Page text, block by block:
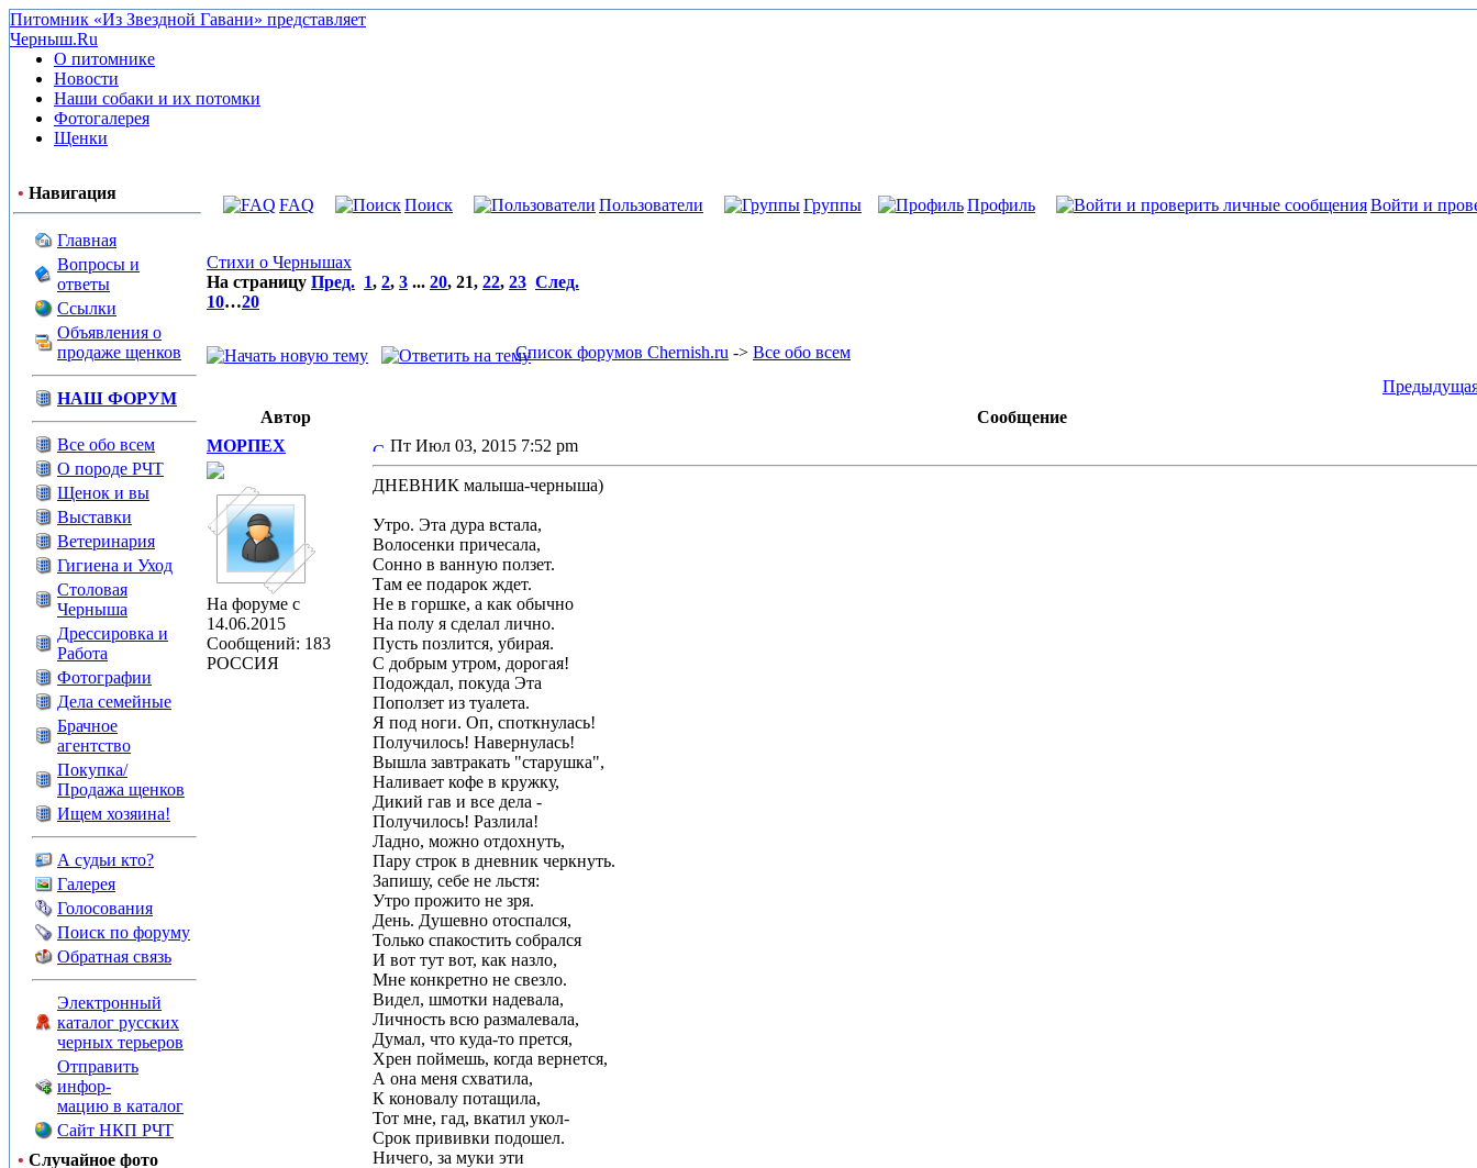
Питомник «Из Звездной Гавани» представляет
Черныш.Ru
О питомнике
Новости
Наши собаки и их потомки
Фотогалерея
Щенки
• Навигация
Главная
Вопросы и
ответы
Ссылки
Объявления о
продаже щенков
НАШ ФОРУМ
Все обо всем
О породе РЧТ
Щенок и вы
Выставки
Ветеринария
Гигиена и Уход
Столовая
Черныша
Дрессировка и
Работа
Фотографии
Дела семейные
Брачное
агентство
Покупка/
Продажа щенков
Ищем хозяина!
А судьи кто?
Галерея
Голосования
Поиск по форуму
Обратная связь
Электронный
каталог русских
черных терьеров
Отправить
инфор-
мацию в каталог
Сайт НКП РЧТ
• Случайное фото
FAQ Поиск Пользователи Группы Профиль Войти и
Стихи о Чернышах
На страницу Пред. 1, 2, 3 ... 20, 21, 22, 23 След.
10…20
Список форумов Chernish.ru -> Все обо всем
Автор
Сообщение
МОРПЕХ
На форуме с
14.06.2015
Сообщений: 183
РОССИЯ
Пт Июл 03, 2015 7:52 pm
ДНЕВНИК малыша-черныша)
Утро. Эта дура встала,
Волосенки причесала,
Сонно в ванную ползет.
Там ее подарок ждет.
Не в горшке, а как обычно
На полу я сделал лично.
Пусть позлится, убирая.
С добрым утром, дорогая!
Подождал, покуда Эта
Поползет из туалета.
Я под ноги. Оп, споткнулась!
Получилось! Навернулась!
Вышла завтракать "старушка",
Наливает кофе в кружку,
Дикий гав и все дела -
Получилось! Разлила!
Ладно, можно отдохнуть,
Пару строк в дневник черкнуть.
Запишу, себе не льстя:
Утро прожито не зря.
День. Душевно отоспался,
Только спакостить собрался
И вот тут вот, как назло,
Мне конкретно не свезло.
Видел, шмотки надевала,
Личность всю размалевала,
Думал, что куда-то прется,
Хрен поймешь, когда вернется,
А она меня схватила,
К коновалу потащила,
Тот мне, гад, вкатил укол-
Срок прививки подошел.
Ничего, за муки эти